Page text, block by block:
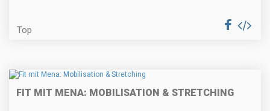
Top
FIT MIT MENA: MOBILISATION & STRETCHING